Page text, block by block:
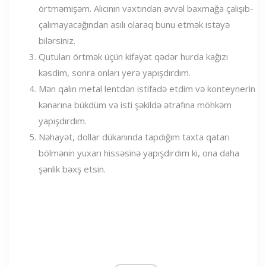
örtməmişəm. Alıcının vaxtından əvvəl baxmağa çalışıb-
çalımayacağından asılı olaraq bunu etmək istəyə
bilərsiniz.
Qutuları örtmək üçün kifayət qədər hurda kağızı
kəsdim, sonra onları yerə yapışdırdım.
Mən qalın metal lentdən istifadə etdim və konteynerin
kənarına bükdüm və isti şəkildə ətrafına möhkəm
yapışdırdım.
Nəhayət, dollar dükanında tapdığım taxta qatarı
bölmənin yuxarı hissəsinə yapışdırdım ki, ona daha
şənlik bəxş etsin.